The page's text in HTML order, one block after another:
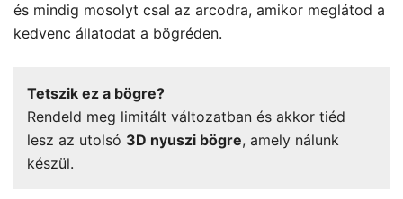
és mindig mosolyt csal az arcodra, amikor meglátod a
kedvenc állatodat a bögréden.
Tetszik ez a bögre?
Rendeld meg limitált változatban és akkor tiéd
lesz az utolsó 3D nyuszi bögre, amely nálunk
készül.